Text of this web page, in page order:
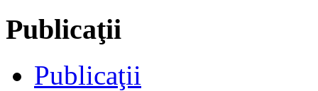
Publicaţii
Publicaţii